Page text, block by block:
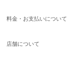
料金・お支払いについて
店舗について